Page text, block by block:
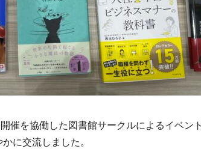
催を協働した図書館サークルによるイベン
に交流しました。